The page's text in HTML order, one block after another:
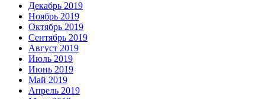
Декабрь 2019
Ноябрь 2019
Октябрь 2019
Сентябрь 2019
Август 2019
Июль 2019
Июнь 2019
Май 2019
Апрель 2019